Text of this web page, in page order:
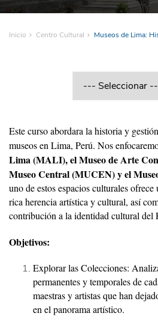
Inicio Centro Cultural Museos de Lima:
Este curso abordara la historia y
museos en Lima, Perú. Nos
Lima (MALI), el Museo de Arte
Museo Central (MUCEN) y el
uno de estos espacios culturales
rica herencia artística y cultural, así
contribución a la identidad cultural del
Objetivos:
Explorar las Colecciones:
permanentes y temporales de
maestras y artistas que han
en el panorama artístico.